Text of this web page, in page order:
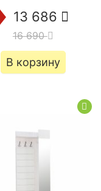
13 686
16 690
В корзину